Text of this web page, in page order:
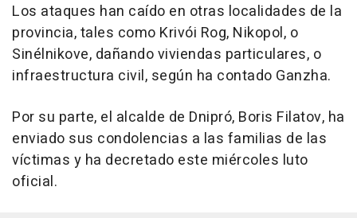
Los ataques han caído en otras localidades de la
provincia, tales como Krivói Rog, Nikopol, o
Sinélnikove, dañando viviendas particulares, o
infraestructura civil, según ha contado Ganzha.
Por su parte, el alcalde de Dnipró, Boris Filatov, ha
enviado sus condolencias a las familias de las
víctimas y ha decretado este miércoles luto
oficial.